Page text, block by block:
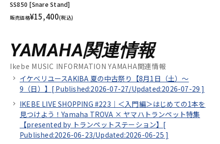
SS850 [Snare Stand]
販売価格¥15,400(税込)
YAMAHA関連情報
Ikebe MUSIC INFORMATION YAMAHA関連情報
イケベリユースAKIBA 夏の中古祭り【8月1日（土）～
9（日）】[ Published:2026-07-27/Updated:2026-07-29 ]
IKEBE LIVE SHOPPING #223｜＜入門編＞はじめての1本を
見つけよう！Yamaha TROVA × ヤマハトランペット特集
【presented by トランペットステーション】[
Published:2026-06-23/Updated:2026-06-25 ]